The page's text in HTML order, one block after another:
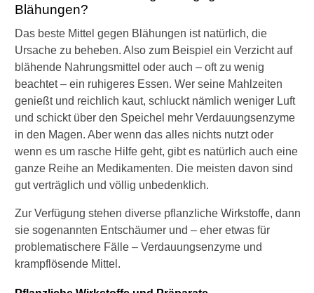
Blähungen?
Das beste Mittel gegen Blähungen ist natürlich, die
Ursache zu beheben. Also zum Beispiel ein Verzicht auf
blähende Nahrungsmittel oder auch – oft zu wenig
beachtet – ein ruhigeres Essen. Wer seine Mahlzeiten
genießt und reichlich kaut, schluckt nämlich weniger Luft
und schickt über den Speichel mehr Verdauungsenzyme
in den Magen. Aber wenn das alles nichts nutzt oder
wenn es um rasche Hilfe geht, gibt es natürlich auch eine
ganze Reihe an Medikamenten. Die meisten davon sind
gut verträglich und völlig unbedenklich.
Zur Verfügung stehen diverse pflanzliche Wirkstoffe, dann
sie sogenannten Entschäumer und – eher etwas für
problematischere Fälle – Verdauungsenzyme und
krampflösende Mittel.
B
l
h
u
n
g
e
n
?
W
i
k
a
n
n
K